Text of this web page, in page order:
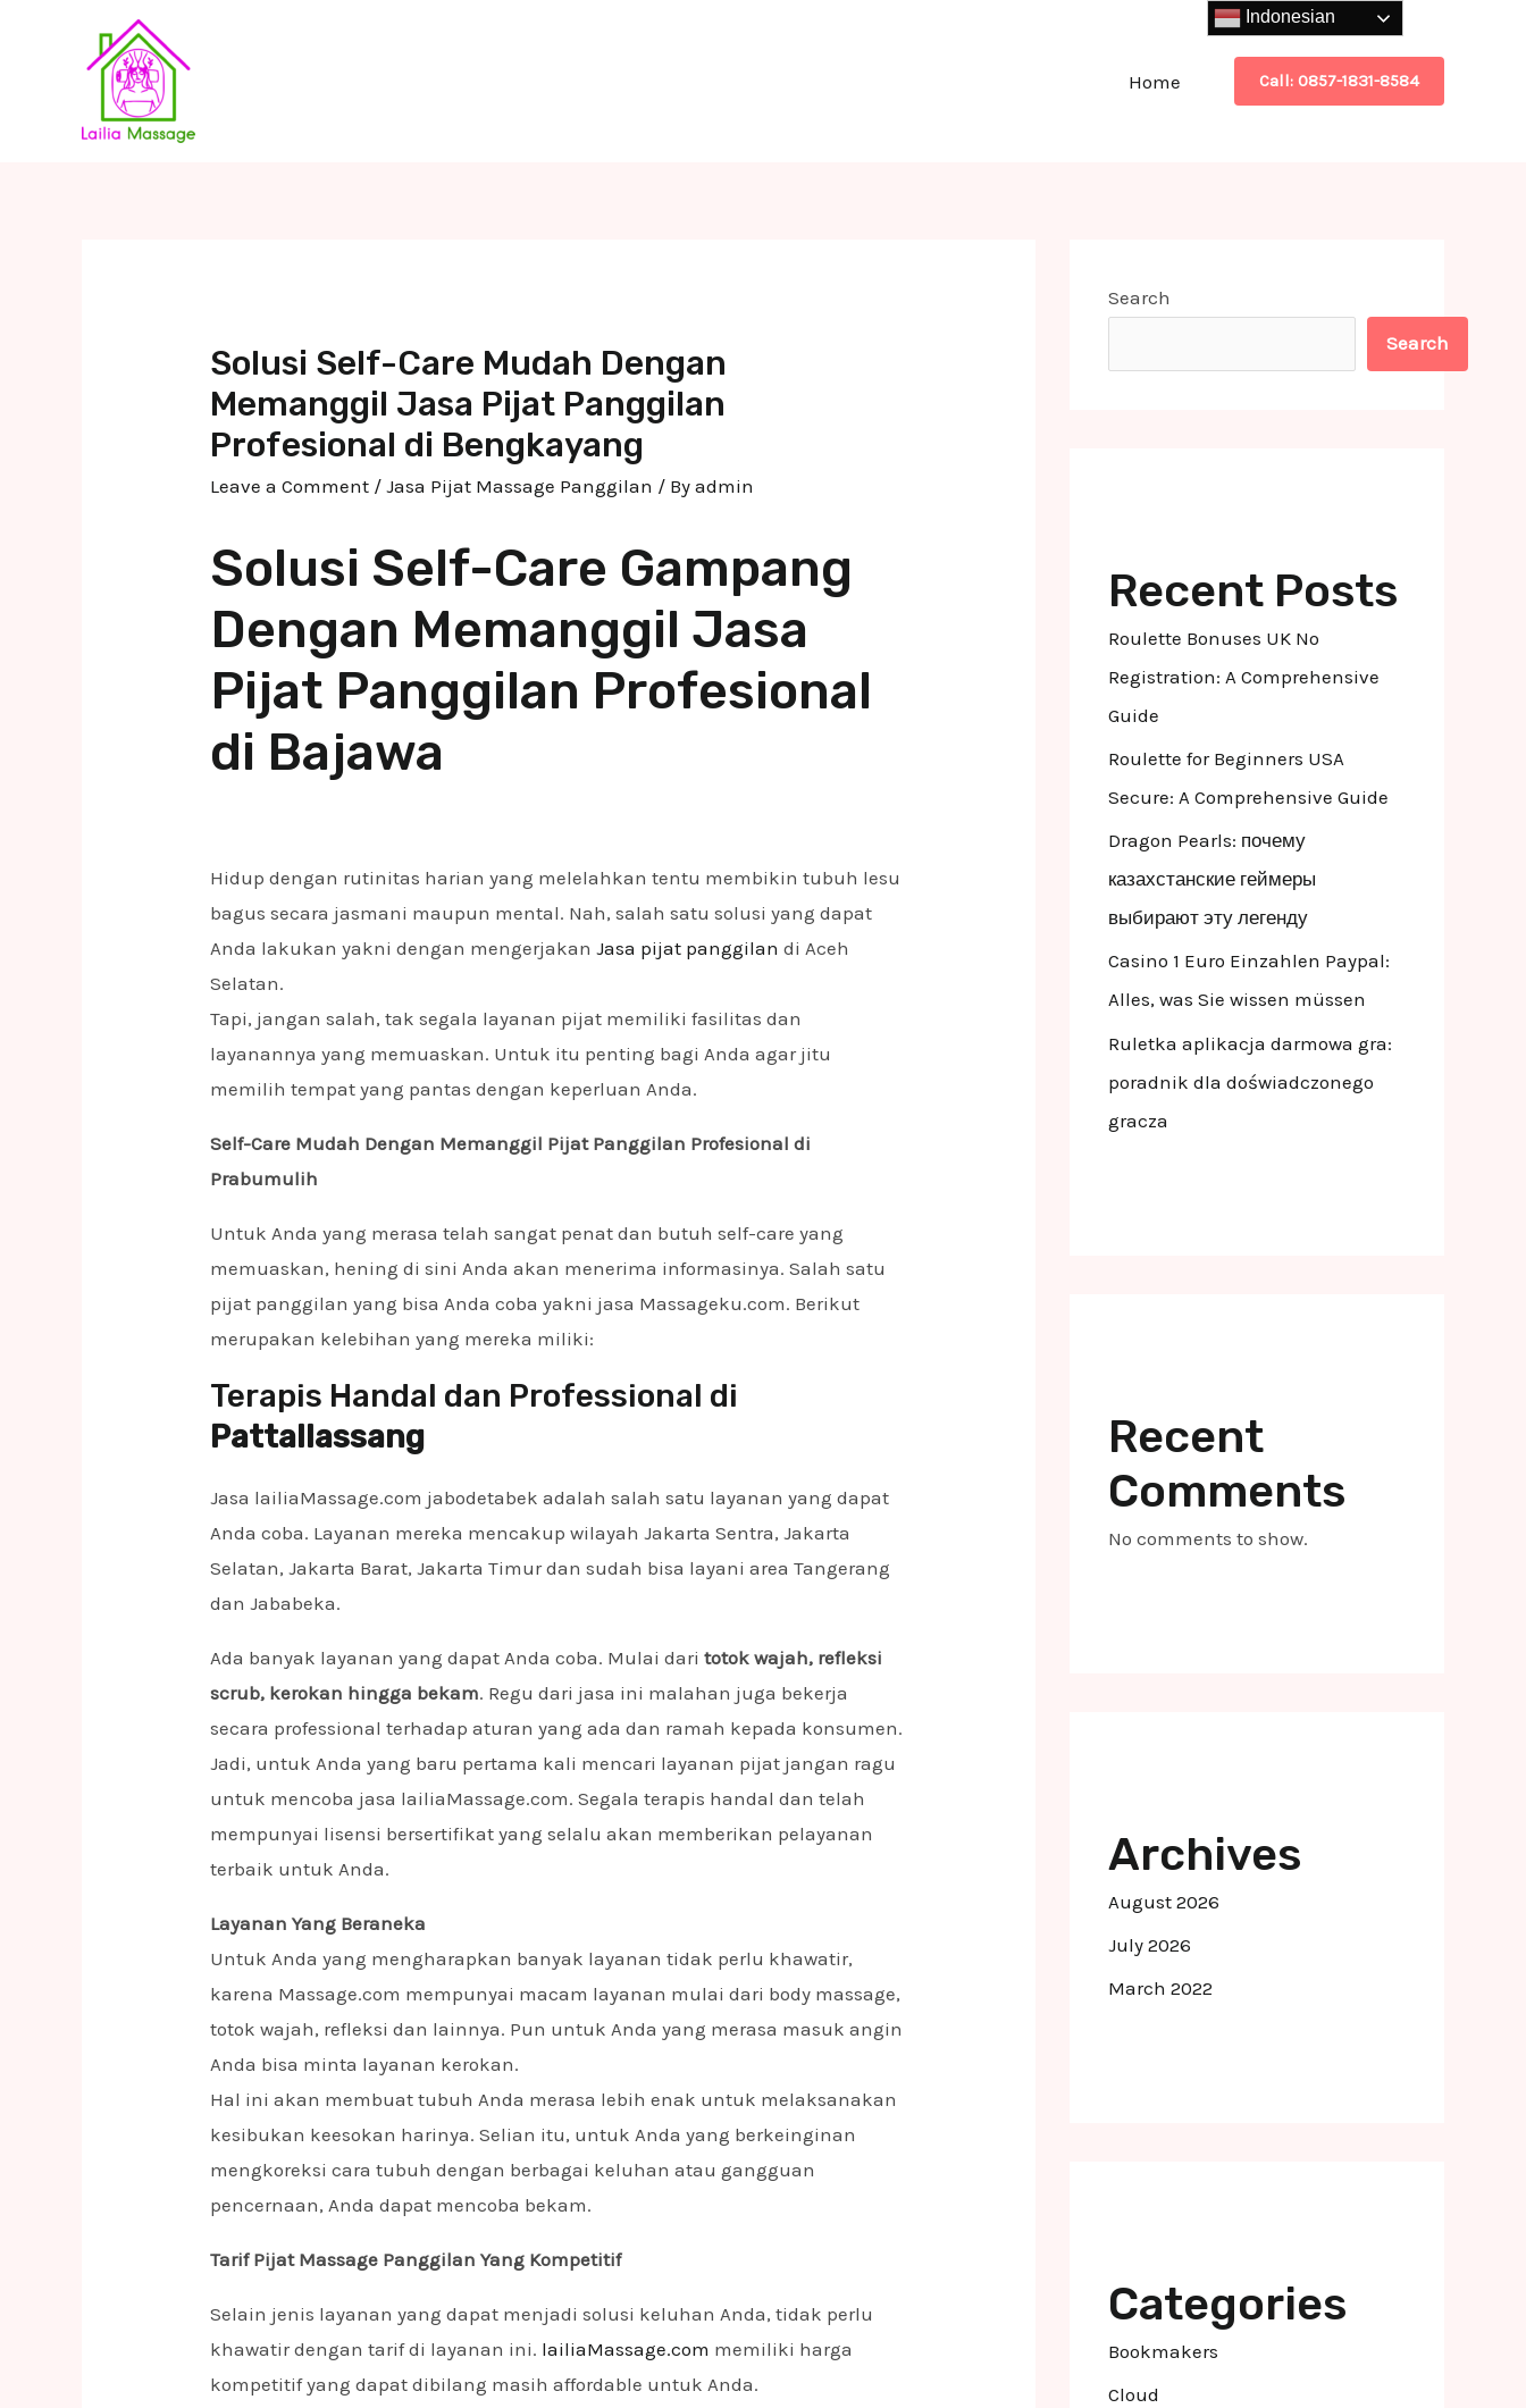
Home Call: 0857-1831-8584
Solusi Self-Care Mudah Dengan
Memanggil Jasa Pijat Panggilan
Profesional di Bengkayang
Leave a Comment /Jasa Pijat Massage Panggilan / Byadmin
Solusi Self-Care Gampang
Dengan Memanggil Jasa
Pijat Panggilan Profesional
di Bajawa
Hidup dengan rutinitas harian yang melelahkan tentu membikin tubuh lesu
bagus secara jasmani maupun mental. Nah, salah satu solusi yang dapat
Anda lakukan yakni dengan mengerjakanJasa pijat panggilan di Aceh
Selatan.
Tapi, jangan salah, tak segala layanan pijat memiliki fasilitas dan
layanannya yang memuaskan. Untuk itu penting bagi Anda agar jitu
memilih tempat yang pantas dengan keperluan Anda.
Self-Care Mudah Dengan Memanggil Pijat Panggilan Profesional di
Prabumulih
Untuk Anda yang merasa telah sangat penat dan butuh self-care yang
memuaskan, hening di sini Anda akan menerima informasinya. Salah satu
pijat panggilan yang bisa Anda coba yakni jasa Massageku.com. Berikut
merupakan kelebihan yang mereka miliki:
Terapis Handal dan Professional di
Pattallassang
Jasa lailiaMassage.com jabodetabek adalah salah satu layanan yang dapat
Anda coba. Layanan mereka mencakup wilayah Jakarta Sentra, Jakarta
Selatan, Jakarta Barat, Jakarta Timur dan sudah bisa layani area Tangerang
dan Jababeka.
Ada banyak layanan yang dapat Anda coba. Mulai daritotok wajah, refleksi
scrub, kerokan hingga bekam. Regu dari jasa ini malahan juga bekerja
secara professional terhadap aturan yang ada dan ramah kepada konsumen.
Jadi, untuk Anda yang baru pertama kali mencari layanan pijat jangan ragu
untuk mencoba jasa lailiaMassage.com. Segala terapis handal dan telah
mempunyai lisensi bersertifikat yang selalu akan memberikan pelayanan
terbaik untuk Anda.
Layanan Yang Beraneka
Untuk Anda yang mengharapkan banyak layanan tidak perlu khawatir,
karena Massage.com mempunyai macam layanan mulai dari body massage,
totok wajah, refleksi dan lainnya. Pun untuk Anda yang merasa masuk angin
Anda bisa minta layanan kerokan.
Hal ini akan membuat tubuh Anda merasa lebih enak untuk melaksanakan
kesibukan keesokan harinya. Selian itu, untuk Anda yang berkeinginan
mengkoreksi cara tubuh dengan berbagai keluhan atau gangguan
pencernaan, Anda dapat mencoba bekam.
Tarif Pijat Massage Panggilan Yang Kompetitif
Selain jenis layanan yang dapat menjadi solusi keluhan Anda, tidak perlu
khawatir dengan tarif di layanan ini. lailiaMassage.com memiliki harga
kompetitif yang dapat dibilang masih affordable untuk Anda.
Search
Search
Recent Posts
Roulette Bonuses UK No
Registration: A Comprehensive
Guide
Roulette for Beginners USA
Secure: A Comprehensive Guide
Dragon Pearls: почему
казахстанские геймеры
выбирают эту легенду
Casino 1 Euro Einzahlen Paypal:
Alles, was Sie wissen müssen
Ruletka aplikacja darmowa gra:
poradnik dla doświadczonego
gracza
Recent
Comments
No comments to show.
Archives
August 2026
July 2026
March 2022
Categories
Bookmakers
Cloud
Indonesian